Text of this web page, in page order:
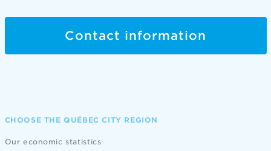
Contact information
CHOOSE THE QUÉBEC CITY REGION
Our economic statistics